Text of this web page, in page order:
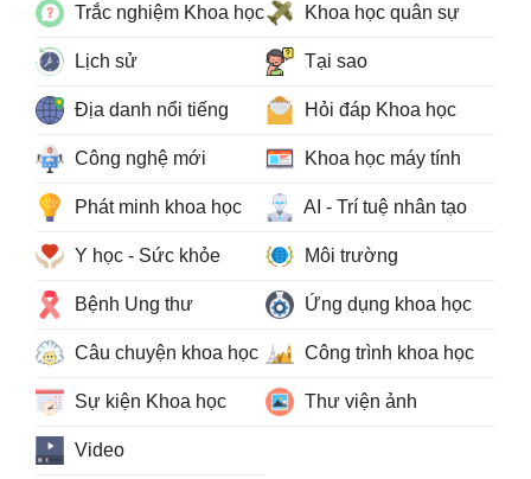
Trắc nghiệm Khoa học Khoa học quân sự
Lịch sử Tại sao
Địa danh nổi tiếng Hỏi đáp Khoa học
Công nghệ mới Khoa học máy tính
Phát minh khoa học AI - Trí tuệ nhân tạo
Y học - Sức khỏe Môi trường
Bệnh Ung thư Ứng dụng khoa học
Câu chuyện khoa học Công trình khoa học
Sự kiện Khoa học Thư viện ảnh
Video